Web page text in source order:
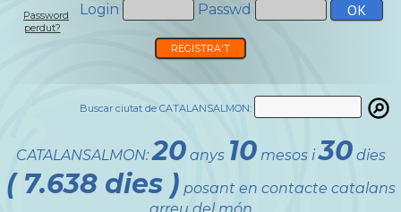
Login Passwd
Password
perdut?
REGISTRA'T
Buscar ciutat de CATALANSALMON:
CATALANSALMON:20anys 10mesos i30dies
( 7.638 dies ) posant en contacte catalans